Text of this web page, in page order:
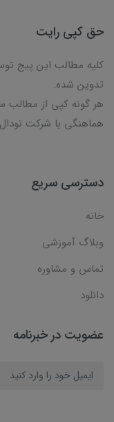
حق کپی رایت
کلیه مطالب این پیج
تدوین شده.
هر گونه کپی از مطالب
هماهنگی با شرکت
دسترسی سریع
خانه
وبلاگ آموزشی
تماس و مشاوره
دانلود
عضویت در خبرنامه